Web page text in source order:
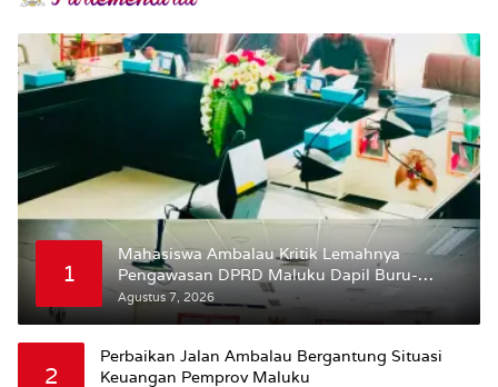
1
Mahasiswa Ambalau Kritik Lemahnya
Pengawasan DPRD Maluku Dapil Buru-
Bursel Terhadap Proses Perubahan Status
Jalan
Agustus 7, 2026
2
Perbaikan Jalan Ambalau Bergantung Situasi
Keuangan Pemprov Maluku